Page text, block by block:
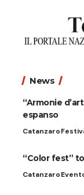
News
“Armonie
espanso
Catanzaro
“Color fest”
Catanzaro